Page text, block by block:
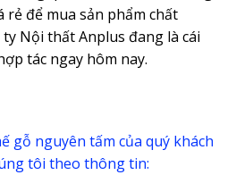
rẻ để mua sản phẩm chất
Nội thất Anplus đang là cái
tác ngay hôm nay.
gỗ nguyên tấm của quý khách
tôi theo thông tin: